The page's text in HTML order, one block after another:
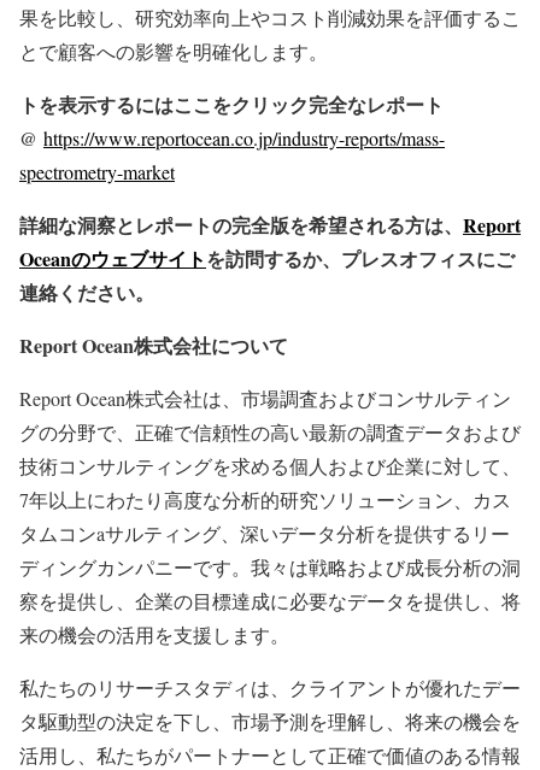
果を比較し、研究効率向上やコスト削減効果を評価するこ
とで顧客への影響を明確化します。
トを表示するにはここをクリック完全なレポート
@ https://www.reportocean.co.jp/industry-reports/mass-
spectrometry-market
詳細な洞察とレポートの完全版を希望される方は、 Report
Oceanのウェブサイトを訪問するか、プレスオフィスにご
連絡ください。
Report Ocean株式会社について
Report Ocean株式会社は、市場調査およびコンサルティン
グの分野で、正確で信頼性の高い最新の調査データおよび
技術コンサルティングを求める個人および企業に対して、
7年以上にわたり高度な分析的研究ソリューション、カス
タムコンaサルティング、深いデータ分析を提供するリー
ディングカンパニーです。我々は戦略および成長分析の洞
察を提供し、企業の目標達成に必要なデータを提供し、将
来の機会の活用を支援します。
私たちのリサーチスタディは、クライアントが優れたデー
タ駆動型の決定を下し、市場予測を理解し、将来の機会を
活用し、私たちがパートナーとして正確で価値のある情報